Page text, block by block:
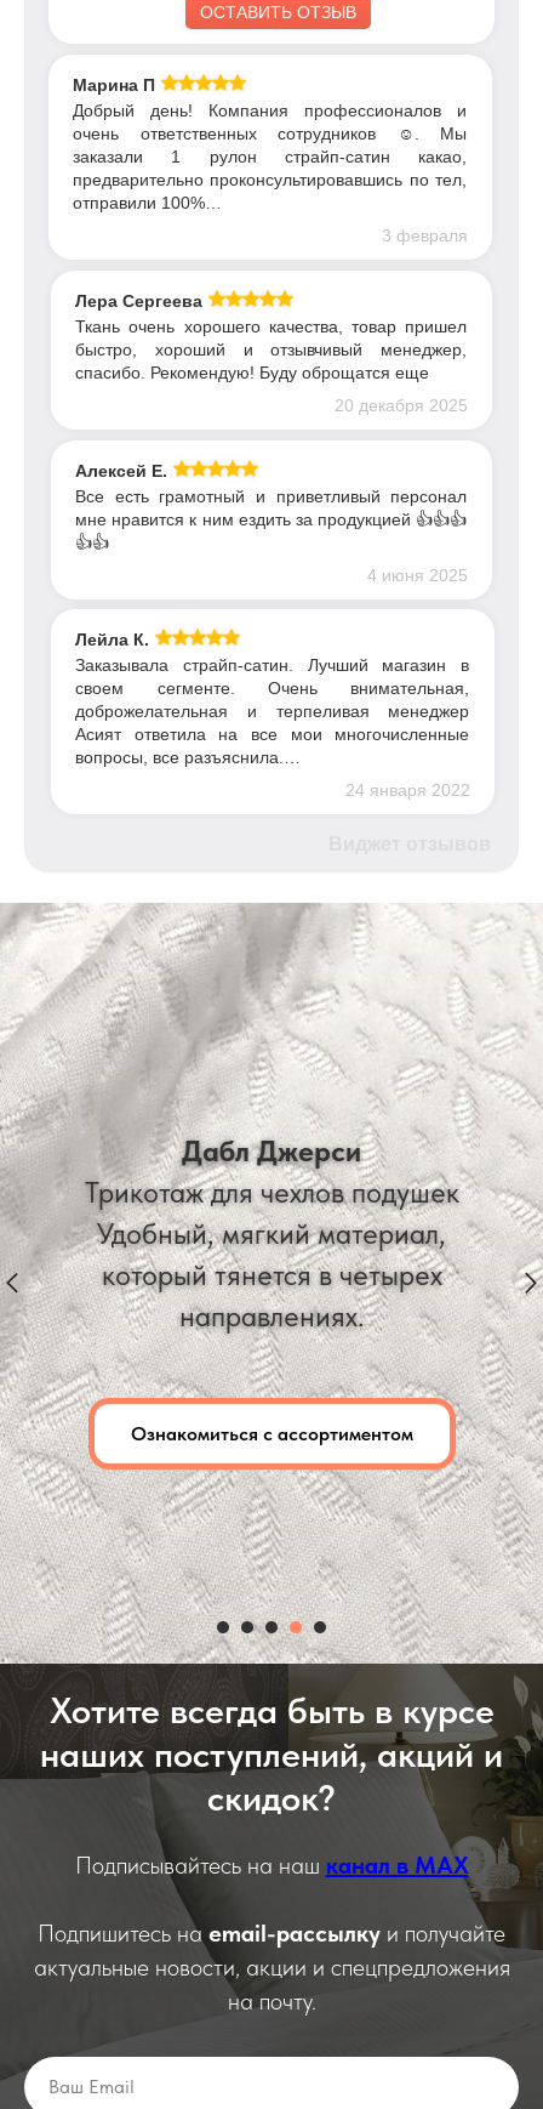
ОСТАВИТЬ ОТЗЫВ
Марина П
Добрый день! Компания профессионалов и
очень ответственных сотрудников ☺️. Мы
заказали 1 рулон страйп-сатин какао,
предварительно проконсультировавшись по тел,
отправили 100%…
3 февраля
Лера Сергеева
Ткань очень хорошего качества, товар пришел
быстро, хороший и отзывчивый менеджер,
спасибо. Рекомендую! Буду оброщатся еще
20 декабря 2025
Алексей Е.
Все есть грамотный и приветливый персонал
мне нравится к ним ездить за продукцией 👍👍👍
👍👍
4 июня 2025
Лейла К.
Заказывала страйп-сатин. Лучший магазин в
своем сегменте. Очень внимательная,
доброжелательная и терпеливая менеджер
Асият ответила на все мои многочисленные
вопросы, все разъяснила.…
24 января 2022
Дабл Джерси
Трикотаж для чехлов подушек
Удобный, мягкий материал,
который тянется в четырех
направлениях.
Ознакомиться с ассортиментом
Хотите всегда быть в курсе
наших поступлений, акций и
скидок?
Подписывайтесь на наш канал в МАХ
Подпишитесь на email-рассылку и получайте
актуальные новости, акции и спецпредложения
на почту.